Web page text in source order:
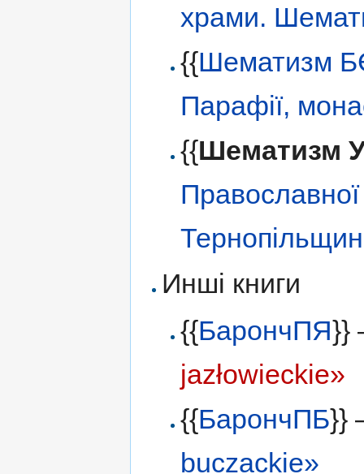
храми.
{{Шематизм
Парафії,
{{Шематизм
Православної
Инші книги
{{БарончПЯ}}
jazłowieckie»
{{БарончПБ}}
buczackie»